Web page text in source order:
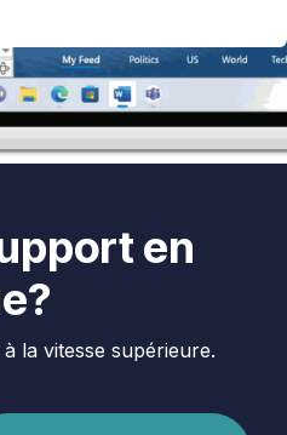
en
la vitesse supérieure.